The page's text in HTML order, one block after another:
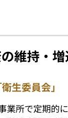
維持・
生委員会」
業所で定期的